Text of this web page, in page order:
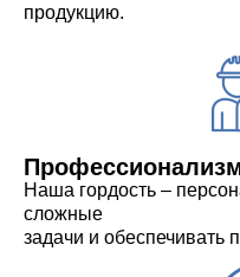
продукцию.
Наша гордость –
сложные
задачи и обеспечивать